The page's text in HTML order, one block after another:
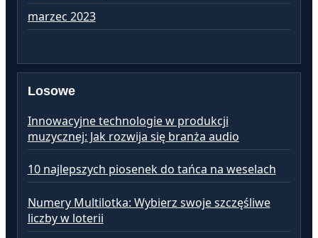
marzec 2023
Losowe
Innowacyjne technologie w produkcji
muzycznej: Jak rozwija się branża audio
10 najlepszych piosenek do tańca na weselach
Numery Multilotka: Wybierz swoje szczęśliwe
liczby w loterii